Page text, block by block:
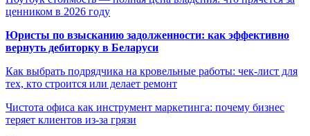
ценником в 2026 году
Юристы по взысканию задолженности: как эффективно
вернуть дебиторку в Беларуси
Как выбрать подрядчика на кровельные работы: чек-лист для
тех, кто строится или делает ремонт
Чистота офиса как инструмент маркетинга: почему бизнес
теряет клиентов из-за грязи